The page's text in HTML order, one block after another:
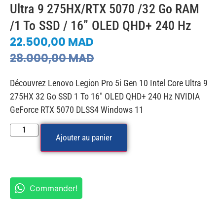
Ultra 9 275HX/RTX 5070 /32 Go RAM
/1 To SSD / 16” OLED QHD+ 240 Hz
28.000,00MAD
22.500,00 MAD
Découvrez Lenovo Legion Pro 5i Gen 10 Intel Core Ultra 9
275HX 32 Go SSD 1 To 16″ OLED QHD+ 240 Hz NVIDIA
GeForce RTX 5070 DLSS4 Windows 11
Ajouter au panier
Commander!